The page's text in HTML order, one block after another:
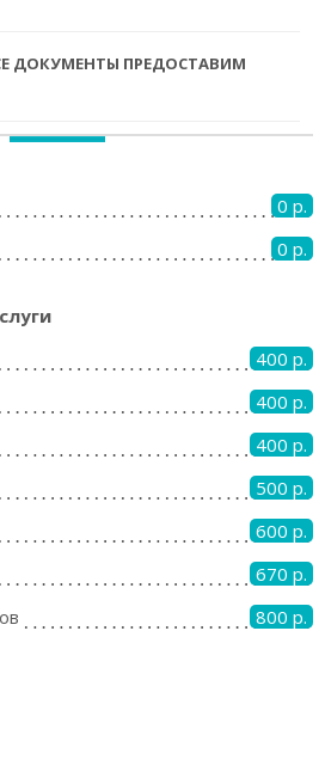
ДОКУМЕНТЫ ПРЕДОСТАВИМ
0 р.
0 р.
400 р.
400 р.
400 р.
500 р.
600 р.
670 р.
800 р.